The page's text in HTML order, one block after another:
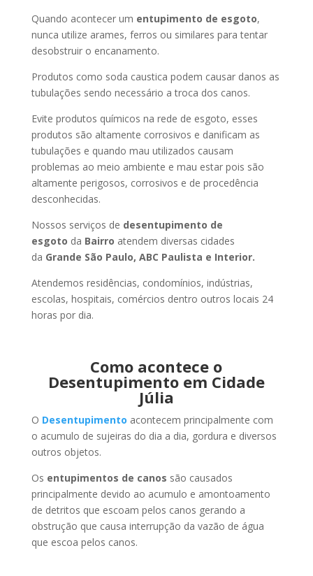
Quando acontecer um entupimento de esgoto,
nunca utilize arames, ferros ou similares para tentar
desobstruir o encanamento.
Produtos como soda caustica podem causar danos as
tubulações sendo necessário a troca dos canos.
Evite produtos químicos na rede de esgoto, esses
produtos são altamente corrosivos e danificam as
tubulações e quando mau utilizados causam
problemas ao meio ambiente e mau estar pois são
altamente perigosos, corrosivos e de procedência
desconhecidas.
Nossos serviços de desentupimento de
esgoto da Bairro atendem diversas cidades
da Grande São Paulo, ABC Paulista e Interior.
Atendemos residências, condomínios, indústrias,
escolas, hospitais, comércios dentro outros locais 24
horas por dia.
Como acontece o
Desentupimento em Cidade
Júlia
O Desentupimento acontecem principalmente com
o acumulo de sujeiras do dia a dia, gordura e diversos
outros objetos.
Os entupimentos de canos são causados
principalmente devido ao acumulo e amontoamento
de detritos que escoam pelos canos gerando a
obstrução que causa interrupção da vazão de água
que escoa pelos canos.